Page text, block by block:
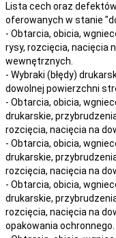
Lista cech oraz
oferowanych w stanie
- Obtarcia, obicia,
rysy, rozcięcia, nacięcia
wewnętrznych.
- Wybraki (błędy)
dowolnej powierzchni
- Obtarcia, obicia,
drukarskie,
rozcięcia, nacięcia na
- Obtarcia, obicia,
drukarskie,
rozcięcia, nacięcia na
- Obtarcia, obicia,
drukarskie,
rozcięcia, nacięcia na
opakowania ochronnego.